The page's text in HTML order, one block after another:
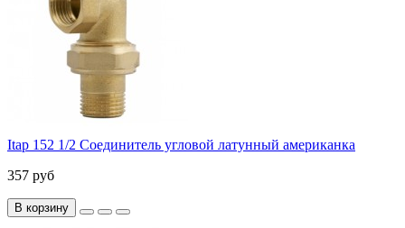
Itap 152 1/2 Соединитель угловой латунный американка
357 руб
В корзину